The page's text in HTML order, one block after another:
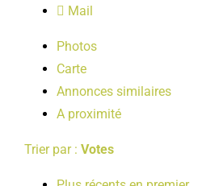
LOISIRS
PUBLICATIONS
Mail
Photos
Carte
Annonces similaires
A proximité
Trier par : Votes